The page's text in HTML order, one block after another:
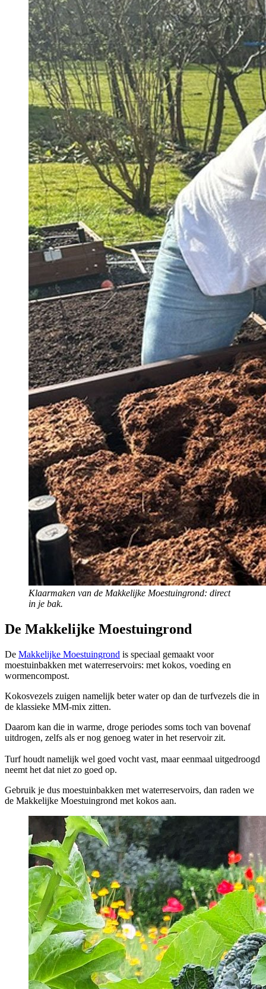
Klaarmaken van de Makkelijke Moestuingrond: direct
in je bak.
De Makkelijke Moestuingrond
De Makkelijke Moestuingrond is speciaal gemaakt voor
moestuinbakken met waterreservoirs: met kokos, voeding en
wormencompost.
Kokosvezels zuigen namelijk beter water op dan de turfvezels die in
de klassieke MM-mix zitten.
Daarom kan die in warme, droge periodes soms toch van bovenaf
uitdrogen, zelfs als er nog genoeg water in het reservoir zit.
Turf houdt namelijk wel goed vocht vast, maar eenmaal uitgedroogd
neemt het dat niet zo goed op.
Gebruik je dus moestuinbakken met waterreservoirs, dan raden we
de Makkelijke Moestuingrond met kokos aan.